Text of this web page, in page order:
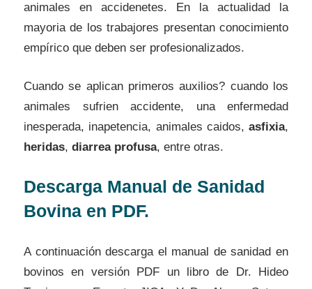
animales en accidenetes. En la actualidad la
mayoria de los trabajores presentan conocimiento
empírico que deben ser profesionalizados.
Cuando se aplican primeros auxilios? cuando los
animales sufrien accidente, una enfermedad
inesperada, inapetencia, animales caidos, asfixia,
heridas, diarrea profusa, entre otras.
Descarga Manual de Sanidad
Bovina en PDF.
A continuación descarga el manual de sanidad en
bovinos en versión PDF un libro de Dr. Hideo